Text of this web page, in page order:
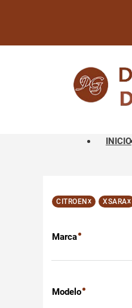
INICIO
CITROEN x XSARAx
Marca
Modelo